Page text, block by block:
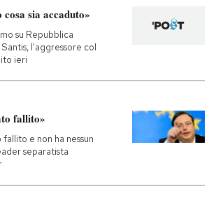
cosa sia accaduto»
su Repubblica
l'aggressore col
ieri
fallito»
e non ha nessun
separatista